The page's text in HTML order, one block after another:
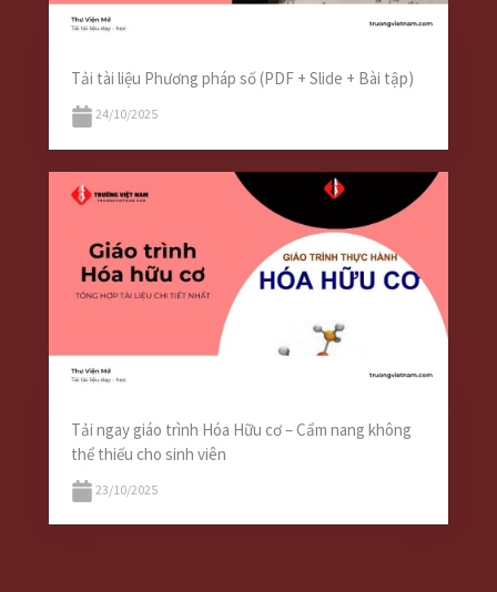
Tải tài liệu Phương pháp số (PDF + Slide + Bài tập)
24/10/2025
Tải ngay giáo trình Hóa Hữu cơ – Cẩm nang không
thể thiếu cho sinh viên
23/10/2025